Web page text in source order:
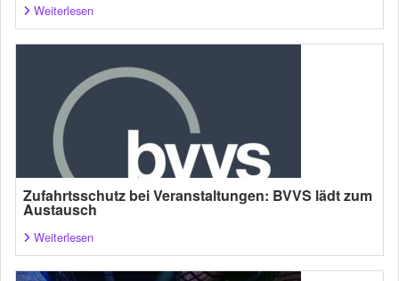
Weiterlesen
Zufahrtsschutz bei Veranstaltungen: BVVS lädt zum
Austausch
Weiterlesen